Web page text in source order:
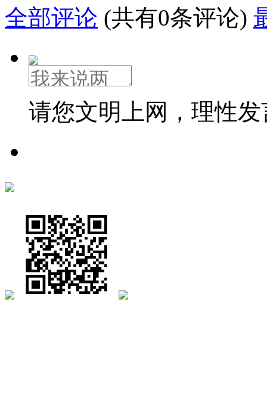
全部评论 (共有0条评论)
请您文明上网，理性